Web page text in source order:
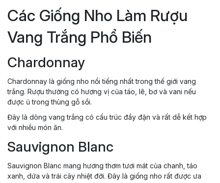
Các Giống Nho Làm Rượu
Vang Trắng Phổ Biến
Chardonnay
Chardonnay là giống nho nổi tiếng nhất trong thế giới vang
trắng. Rượu thường có hương vị của táo, lê, bơ và vani nếu
được ủ trong thùng gỗ sồi.
Đây là dòng vang trắng có cấu trúc đầy đặn và rất dễ kết hợp
với nhiều món ăn.
Sauvignon Blanc
Sauvignon Blanc mang hương thơm tươi mát của chanh, táo
xanh, dứa và trái cây nhiệt đới. Đây là giống nho rất được ưa